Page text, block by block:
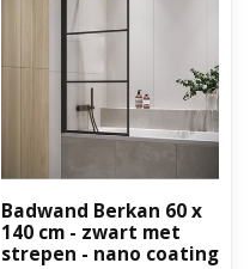
Badwand Berkan 60 x
140 cm - zwart met
strepen - nano coating